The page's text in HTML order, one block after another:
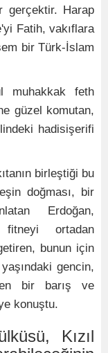
gerçektir. Harap
Fatih, vakıflara
bir Türk-İslam
muhakkak feth
güzel komutan,
hadisişerifi
birleştiği bu
doğması, bir
Erdoğan,
ortadan
bunun için
gencin,
bir barış ve
konuştu.
Kızıl